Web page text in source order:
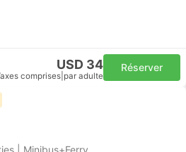
USD 34
comprises par adulte
Réserver
| Minibus+Ferry